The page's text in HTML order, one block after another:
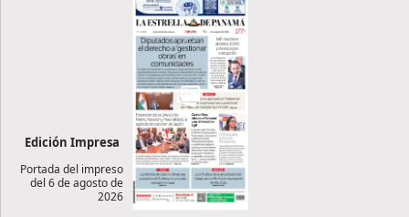
Edición Impresa
Portada del impreso
del 6 de agosto de
2026